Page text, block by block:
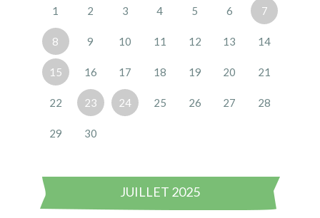
1 2 3 4 5 6 7
8 9 10 11 12 13 14
15 16 17 18 19 20 21
22 23 24 25 26 27 28
29 30
JUILLET 2025